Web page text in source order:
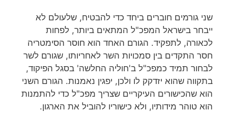
שני גורמים חוברים ביחד כדי להבטיח, שלעולם לא
ייבחר בישראל המפכ"ל המתאים ביותר, לפחות
לכאורה, לתפקיד. הגורם האחד הוא חוסר הסימטריה
חסר התקדים בין סמכויות השר לאחריותו, שגורם לשר
לבחור תמיד כמפכ"ל ב'חוליה החלשה' בסגל הפיקוד,
בתקווה שהוא יזדקק לו ולכן, יפגין נאמנות. הגורם השני
הוא שהכישורים העיקריים שצריך מפכ"ל כדי להתמנות
הוא טוהר מידותיו, ולא כישוריו להוביל את הארגון.